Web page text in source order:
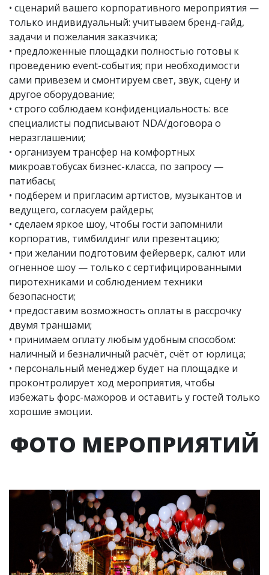
• сценарий вашего корпоративного мероприятия —
только индивидуальный: учитываем бренд-гайд,
задачи и пожелания заказчика;
• предложенные площадки полностью готовы к
проведению event-события; при необходимости
сами привезем и смонтируем свет, звук, сцену и
другое оборудование;
• строго соблюдаем конфиденциальность: все
специалисты подписывают NDA/договора о
неразглашении;
• организуем трансфер на комфортных
микроавтобусах бизнес-класса, по запросу —
патибасы;
• подберем и пригласим артистов, музыкантов и
ведущего, согласуем райдеры;
• сделаем яркое шоу, чтобы гости запомнили
корпоратив, тимбилдинг или презентацию;
• при желании подготовим фейерверк, салют или
огненное шоу — только с сертифицированными
пиротехниками и соблюдением техники
безопасности;
• предоставим возможность оплаты в рассрочку
двумя траншами;
• принимаем оплату любым удобным способом:
наличный и безналичный расчёт, счёт от юрлица;
• персональный менеджер будет на площадке и
проконтролирует ход мероприятия, чтобы
избежать форс-мажоров и оставить у гостей только
хорошие эмоции.
ФОТО МЕРОПРИЯТИЙ